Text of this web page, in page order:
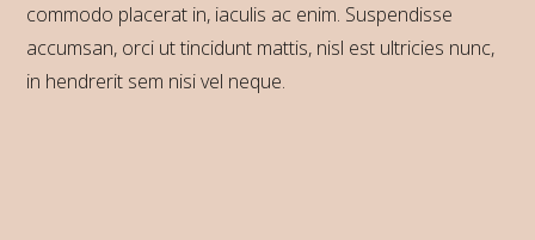
commodo placerat in, iaculis ac enim. Suspendisse
accumsan, orci ut tincidunt mattis, nisl est ultricies nunc,
in hendrerit sem nisi vel neque.